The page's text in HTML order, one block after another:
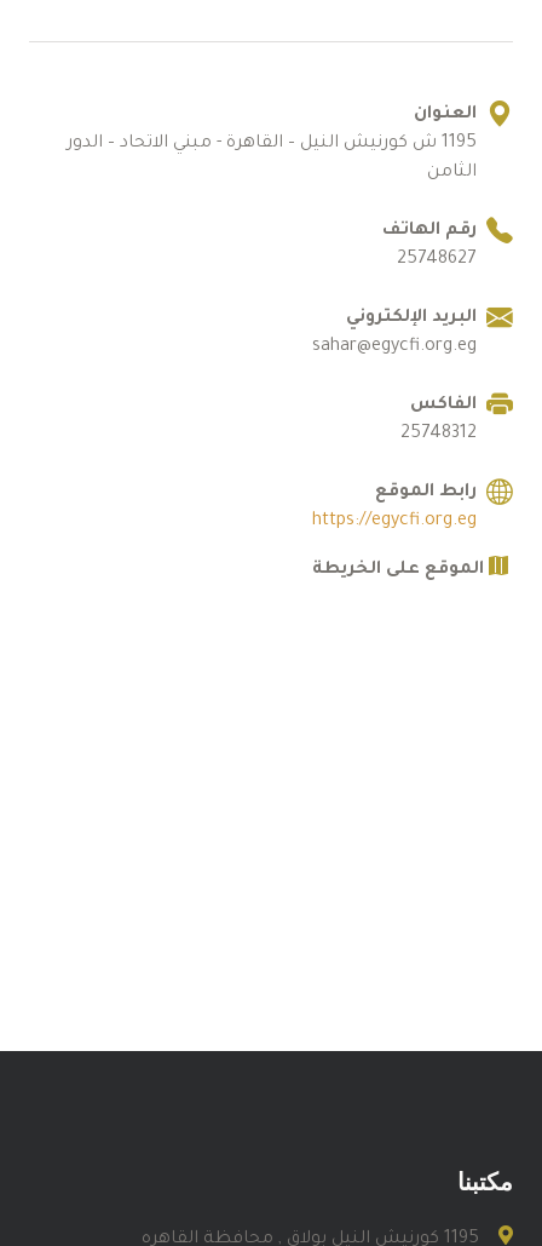
العنوان
1195 ش كورنيش النيل – القاهرة - مبني الاتحاد – الدور
الثامن
رقم الهاتف
25748627
البريد الإلكتروني
sahar@egycfi.org.eg
الفاكس
25748312
رابط الموقع
https://egycfi.org.eg
الموقع على الخريطة
مكتبنا
1195 كورنيش النيل بولاق , محافظة القاهره